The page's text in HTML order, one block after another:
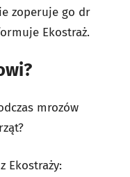
zoperuje go dr
Ekostraż.
mrozów
Ekostraży: